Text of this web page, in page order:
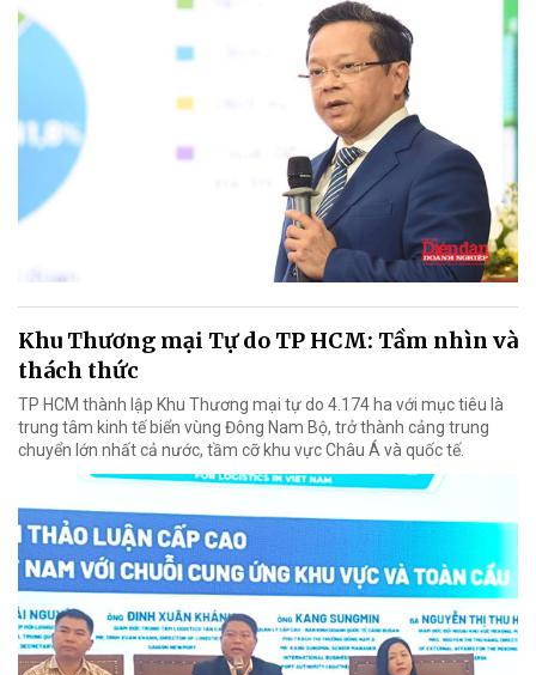
Khu Thương mại Tự do TP HCM: Tầm nhìn và
thách thức
TP HCM thành lập Khu Thương mại tự do 4.174 ha với mục tiêu là
trung tâm kinh tế biển vùng Đông Nam Bộ, trở thành cảng trung
chuyển lớn nhất cả nước, tầm cỡ khu vực Châu Á và quốc tế.